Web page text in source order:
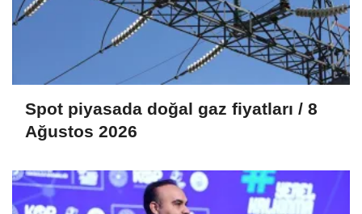
Spot piyasada doğal gaz fiyatları / 8
Ağustos 2026